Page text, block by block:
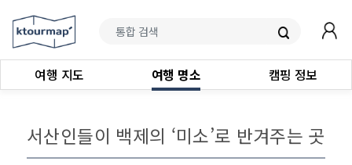
여행 지도 여행 명소 캠핑 정보
서산인들이 백제의 ‘미소’로 반겨주는 곳